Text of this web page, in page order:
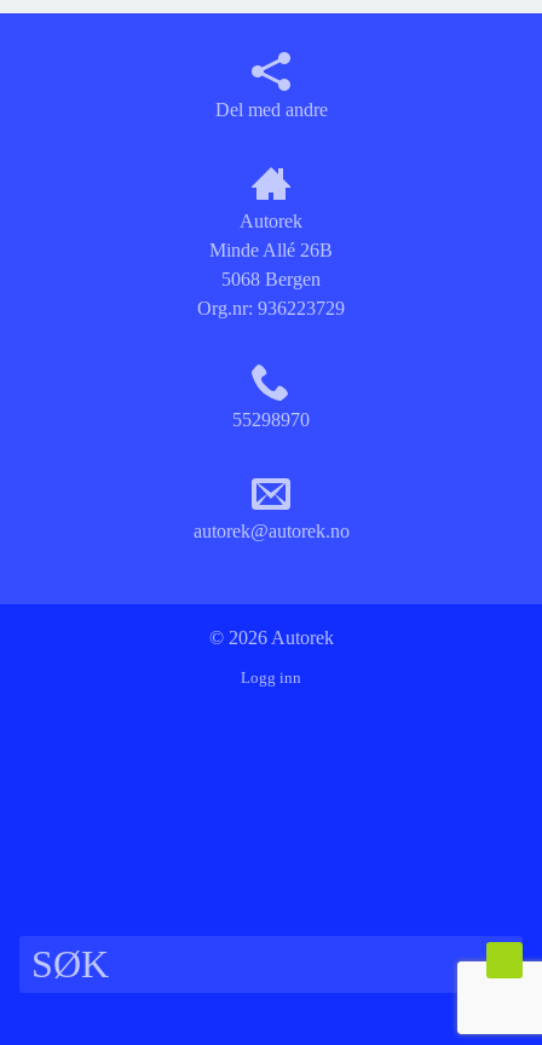
Del med andre
Autorek
Minde Allé 26B
5068 Bergen
Org.nr: 936223729
55298970
autorek@autorek.no
© 2026 Autorek
Logg inn